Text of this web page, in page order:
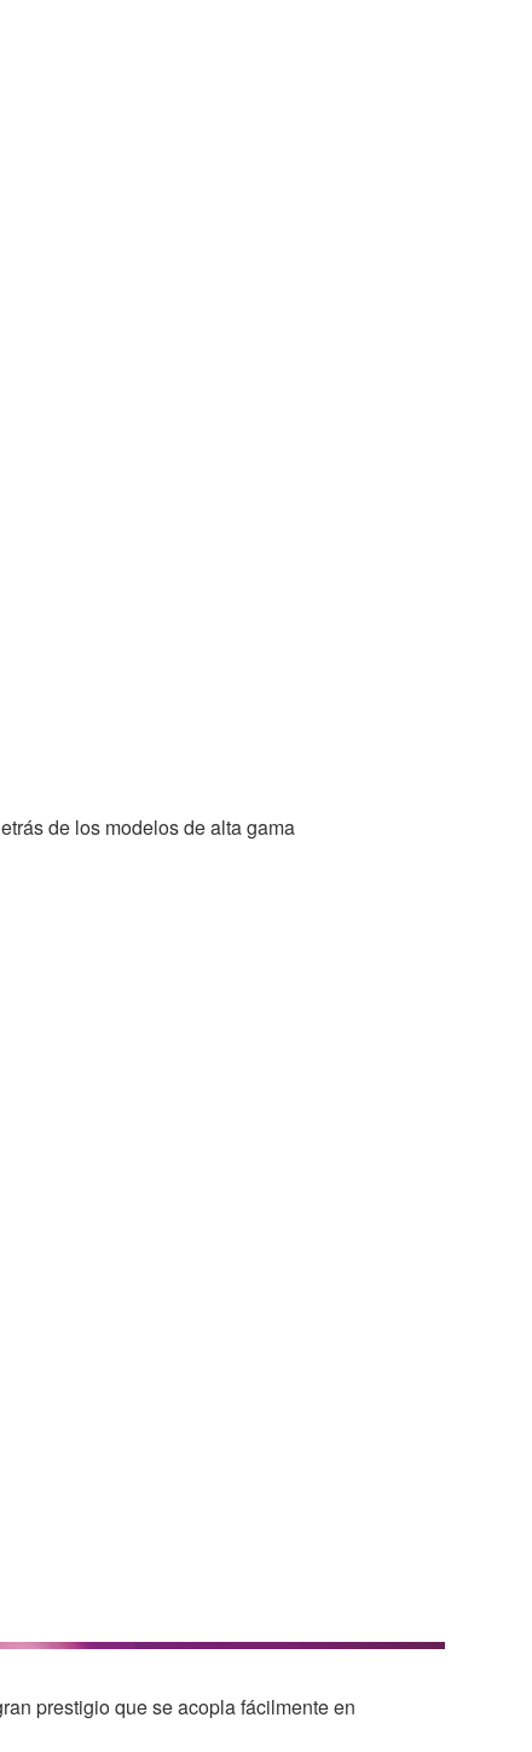
de los modelos de alta gama
prestigio que se acopla fácilmente en